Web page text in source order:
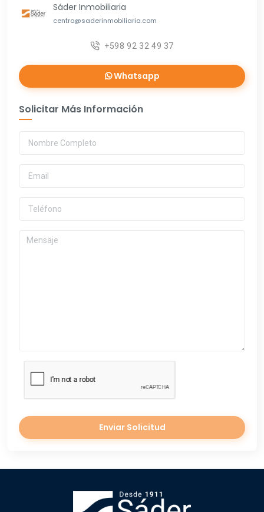
Sáder Inmobiliaria
centro@saderinmobiliaria.com
+598 92 32 49 37
Whatsapp
Solicitar Más Información
Enviar Solicitud